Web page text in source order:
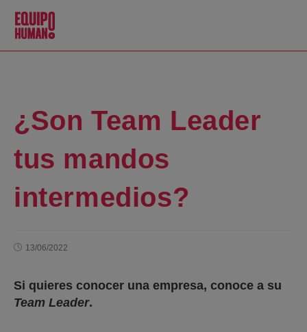
¿Son Team Leader
tus mandos
intermedios?
13/06/2022
Si quieres conocer una empresa, conoce a su
Team Leader.